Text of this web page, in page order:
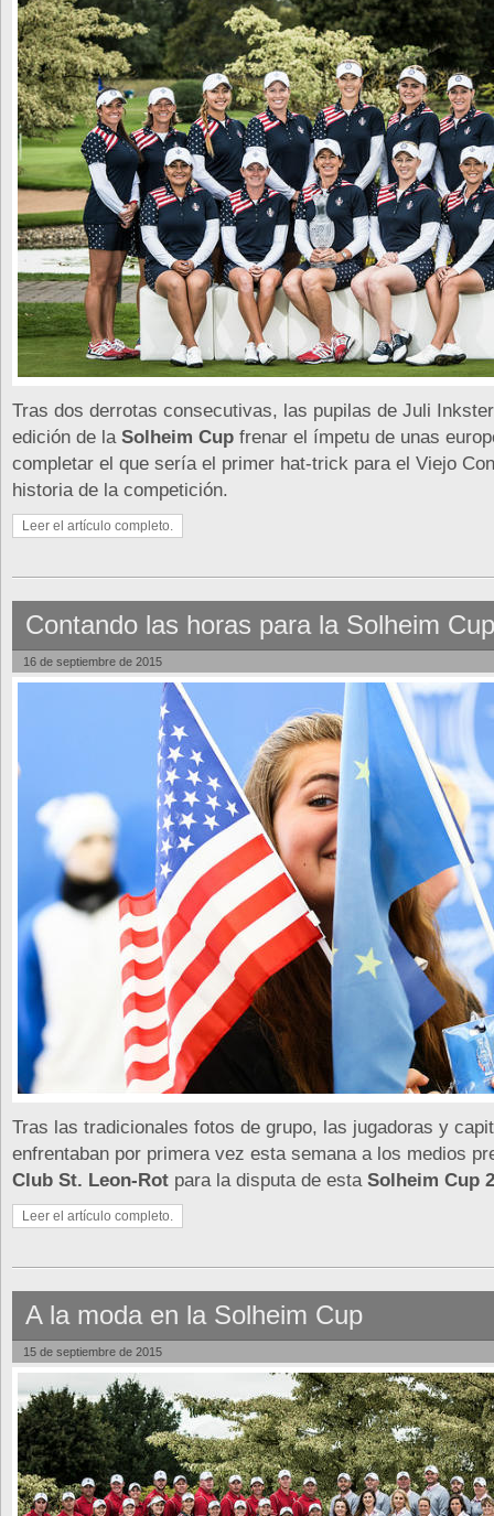
Tras dos derrotas consecutivas, las pupilas de Juli
edición de la Solheim Cup frenar el ímpetu de unas
completar el que sería el primer hat-trick para el Viejo
historia de la competición.
Leer el artículo completo.
Contando las horas para la Solheim Cup
16 de septiembre de 2015
Tras las tradicionales fotos de grupo, las jugadoras y
enfrentaban por primera vez esta semana a los medios
Club St. Leon-Rot para la disputa de esta Solheim Cup
Leer el artículo completo.
A la moda en la Solheim Cup
15 de septiembre de 2015